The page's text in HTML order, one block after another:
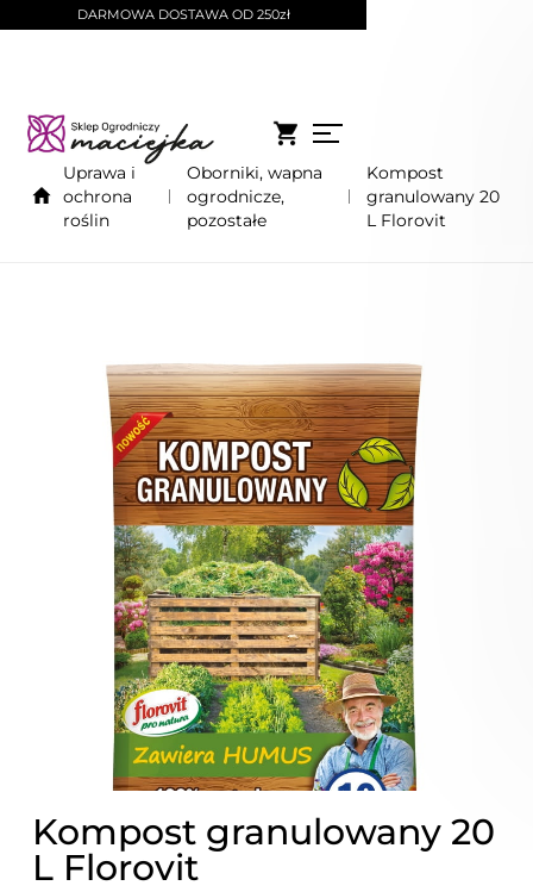
DARMOWA DOSTAWA OD 250zł
Uprawa i
ochrona
roślin
Oborniki, wapna
ogrodnicze,
pozostałe
Kompost
granulowany 20
L Florovit
Kompost granulowany 20
L Florovit